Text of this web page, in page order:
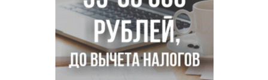
Под Новосибирском двое пострадали в ДТП с
перевернувшейся «ГАЗелью»